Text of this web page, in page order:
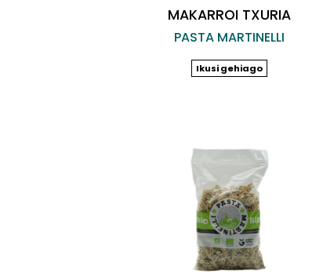
MAKARROI TXURIA
PASTA MARTINELLI
Ikusi gehiago